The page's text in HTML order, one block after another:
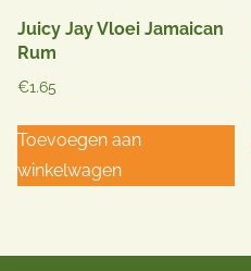
Juicy Jay Vloei Jamaican
Rum
€1.65
Toevoegen aan
winkelwagen